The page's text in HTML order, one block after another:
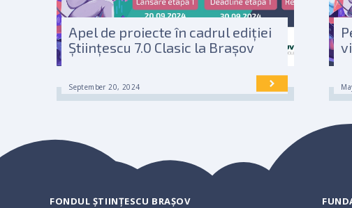
Apel de proiecte în cadrul ediției
Științescu 7.0 Clasic la Brașov
September 20, 2024
FONDUL ȘTIINȚESCU BRAȘOV